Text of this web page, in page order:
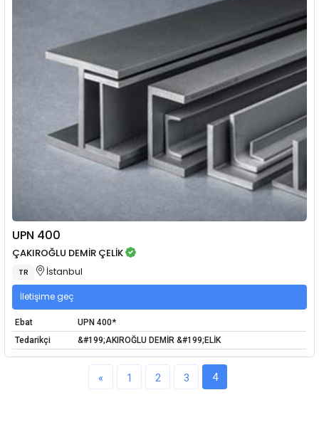
UPN 400
ÇAKIROĞLU DEMİR ÇELİK
TR İstanbul
İletişime geç
Ebat
UPN 400*
Tedarikçi
&#199;AKIROĞLU DEMİR &#199;ELİK
« 1 2 3 4